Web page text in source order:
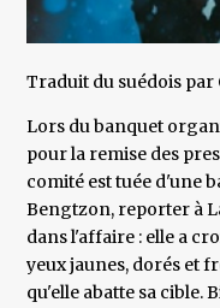
Traduit du suédois par
Lors du banquet
pour la remise des
comité est tuée d'une
Bengtzon, reporter à
dans l'affaire : elle a
yeux jaunes, dorés et
qu'elle abatte sa cible.